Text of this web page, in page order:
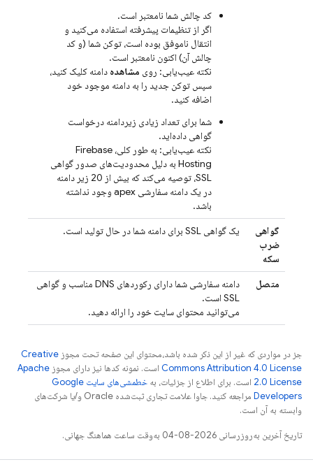
کد چالش شما نامعتبر است.
اگر از تنظیمات پیشرفته استفاده می‌کنید و
انتقال ناموفق بوده است، توکن شما (و کد
چالش آن) اکنون نامعتبر است.
نکته عیب‌یابی: روی مشاهده دامنه کلیک کنید،
سپس توکن جدید را به دامنه موجود خود
اضافه کنید.
شما برای تعداد زیادی زیردامنه درخواست
گواهی داده‌اید.
نکته عیب‌یابی: به طور کلی، Firebase
Hosting به دلیل محدودیت‌های صدور گواهی
SSL، توصیه می‌کند که بیش از 20 زیر دامنه
در یک دامنه سفارشی apex وجود نداشته
باشد.
گواهی
ضرب
سکه
یک گواهی SSL برای دامنه شما در حال تولید است.
متصل
دامنه سفارشی شما دارای رکوردهای DNS مناسب و گواهی
SSL است.
می‌توانید محتوای سایت خود را ارائه دهید.
جز در مواردی که غیر از این ذکر شده باشد،‌محتوای این صفحه تحت مجوز Creative
Commons Attribution 4.0 License است. نمونه کدها نیز دارای مجوز Apache
2.0 License است. برای اطلاع از جزئیات، به
خطمشی‌های سایت Google
Developers‏
مراجعه کنید. جاوا علامت تجاری ثبت‌شده Oracle و/یا شرکت‌های
وابسته به آن است.
تاریخ آخرین به‌روزرسانی 2026-08-04 به‌وقت ساعت هماهنگ جهانی.